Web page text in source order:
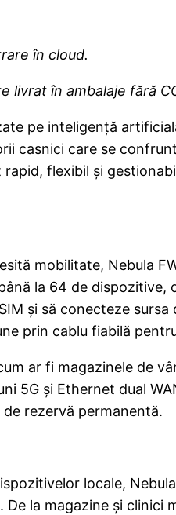
în cloud.
în ambalaje fără
pe inteligență
casnici care se
flexibil și
mobilitate, Nebula
la 64 de
și să conecteze
prin cablu fiabilă
ar fi magazinele de
5G și Ethernet dual
rezervă permanentă.
locale,
la magazine și clinici